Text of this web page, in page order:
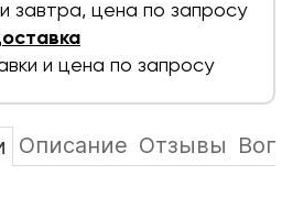
завтра, цена по запросу
и цена по запросу
Описание Отзывы